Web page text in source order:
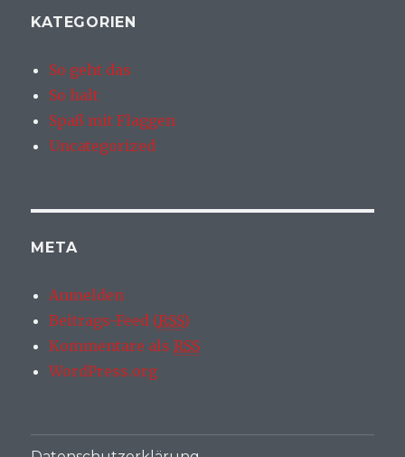
KATEGORIEN
So geht das
So halt
Spaß mit Flaggen
Uncategorized
META
Anmelden
Beitrags-Feed (RSS)
Kommentare alsRSS
WordPress.org